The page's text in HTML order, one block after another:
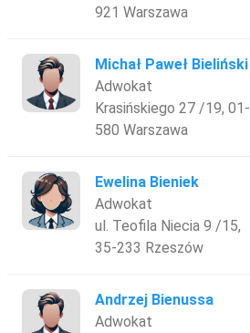
921 Warszawa
Michał Paweł Bieliński
Adwokat
Krasińskiego 27 /19, 01-
580 Warszawa
Ewelina Bieniek
Adwokat
ul. Teofila Niecia 9 /15,
35-233 Rzeszów
Andrzej Bienussa
Adwokat